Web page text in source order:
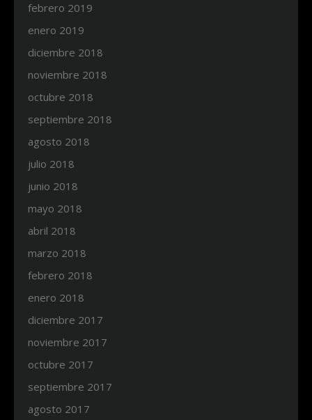
febrero 2019
enero 2019
diciembre 2018
noviembre 2018
octubre 2018
septiembre 2018
agosto 2018
julio 2018
junio 2018
mayo 2018
abril 2018
marzo 2018
febrero 2018
enero 2018
diciembre 2017
noviembre 2017
octubre 2017
septiembre 2017
agosto 2017